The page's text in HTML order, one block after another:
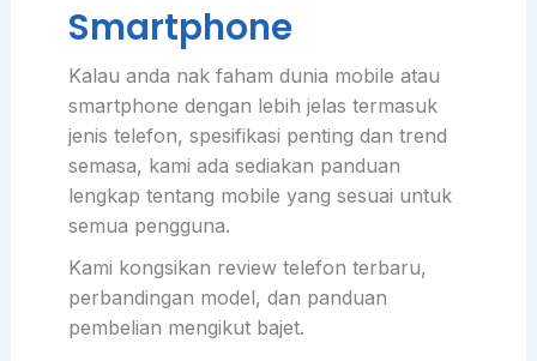
Smartphone
Kalau anda nak faham dunia mobile atau
smartphone dengan lebih jelas termasuk
jenis telefon, spesifikasi penting dan trend
semasa, kami ada sediakan panduan
lengkap tentang mobile yang sesuai untuk
semua pengguna.
Kami kongsikan review telefon terbaru,
perbandingan model, dan panduan
pembelian mengikut bajet.